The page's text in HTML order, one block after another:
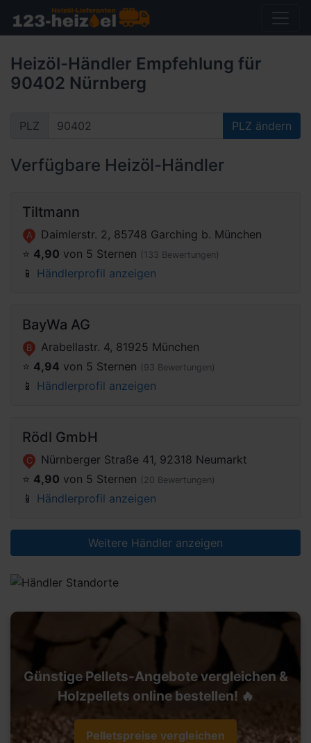
Heizöl-Händler Empfehlung für
90402 Nürnberg
PLZ PLZ ändern
Verfügbare Heizöl-Händler
Tiltmann
A
Daimlerstr. 2, 85748 Garching b. München
⭐️ 4,90 von 5 Sternen (133 Bewertungen)
📱 Händlerprofil anzeigen
BayWa AG
B
Arabellastr. 4, 81925 München
⭐️ 4,94 von 5 Sternen (93 Bewertungen)
📱 Händlerprofil anzeigen
Rödl GmbH
C
Nürnberger Straße 41, 92318 Neumarkt
⭐️ 4,90 von 5 Sternen (20 Bewertungen)
📱 Händlerprofil anzeigen
Weitere Händler anzeigen
Günstige Pellets-Angebote vergleichen &
Holzpellets online bestellen! 🔥
Pelletspreise vergleichen